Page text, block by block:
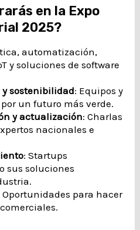
en la Expo
2025?
automatización,
y soluciones de software
y sostenibilidad: Equipos y
un futuro más verde.
y actualización: Charlas
nacionales e
: Startups
sus soluciones
Oportunidades para hacer